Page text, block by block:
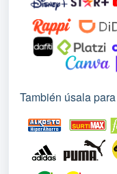
También úsala para